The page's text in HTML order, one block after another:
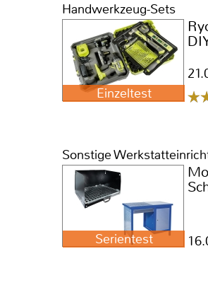
Handwerkzeug-Sets
Einzeltest
Sonstige
Serientest